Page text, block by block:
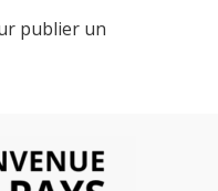
publier un